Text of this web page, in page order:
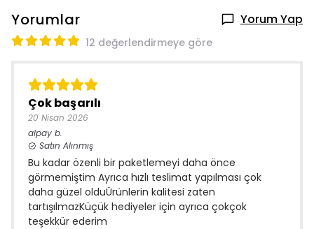
Yorumlar Yorum Yap
12 değerlendirmeye göre
Çok başarılı
20 Nisan 2026
alpay b.
Satın Alınmış
Bu kadar özenli bir paketlemeyi daha önce
görmemiştim Ayrıca hızlı teslimat yapılması çok
daha güzel olduÜrünlerin kalitesi zaten
tartışılmazKüçük hediyeler için ayrıca çokçok
teşekkür ederim